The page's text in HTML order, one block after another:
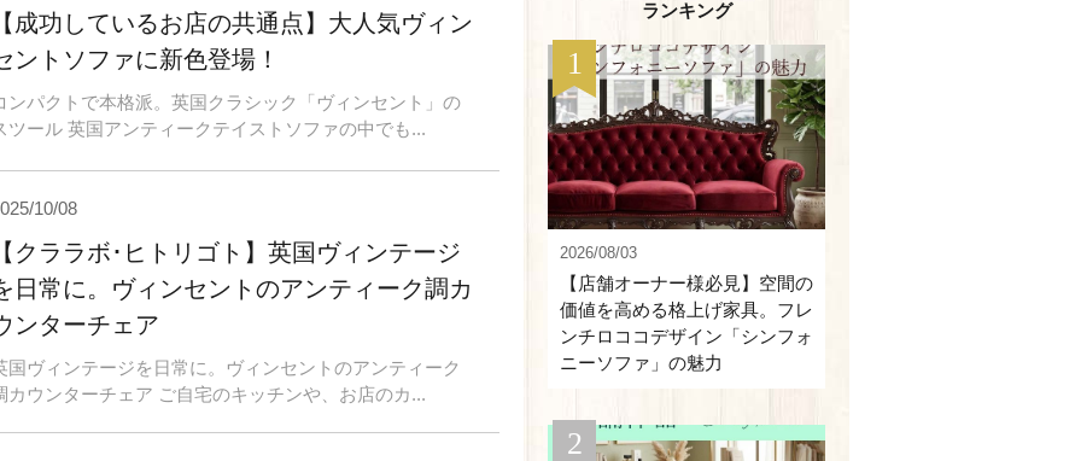
成功しているお店の共通点】大人気ヴィン
ントソファに新色登場！
ンパクトで本格派。英国クラシック「ヴィンセント」の
ツール 英国アンティークテイストソファの中でも...
10/08
クララボ･ヒトリゴト】英国ヴィンテージ
日常に。ヴィンセントのアンティーク調カ
ンターチェア
国ヴィンテージを日常に。ヴィンセントのアンティーク
カウンターチェア ご自宅のキッチンや、お店のカ...
ランキング
2026/08/03
【店舗オーナー様必見】空間の
価値を高める格上げ家具。フレ
ンチロココデザイン「シンフォ
ニーソファ」の魅力